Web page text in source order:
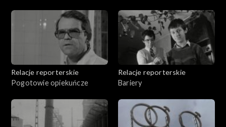
Relacje reporterskie
Pogotowie opiekuńcze
Relacje reporterskie
Bariery